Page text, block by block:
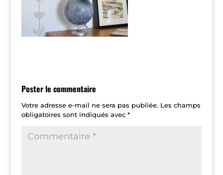
Poster le commentaire
Votre adresse e-mail ne sera pas publiée. Les champs
obligatoires sont indiqués avec *